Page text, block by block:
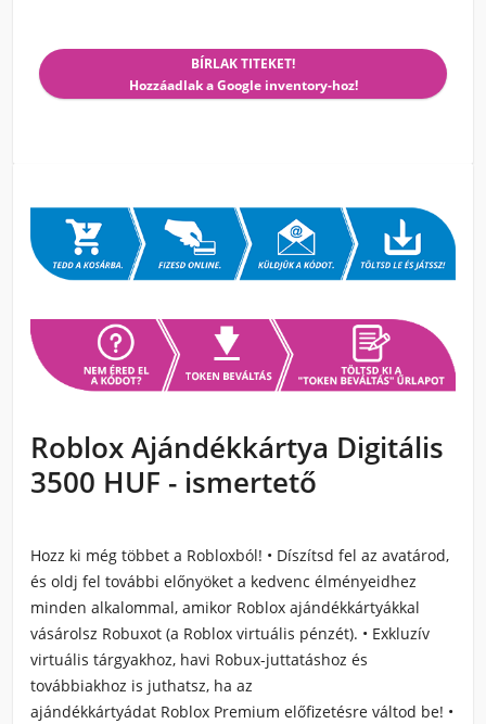
BÍRLAK TITEKET!
Hozzáadlak a Google inventory-hoz!
Roblox Ajándékkártya Digitális
3500 HUF - ismertető
Hozz ki még többet a Robloxból! • Díszítsd fel az avatárod,
és oldj fel további előnyöket a kedvenc élményeidhez
minden alkalommal, amikor Roblox ajándékkártyákkal
vásárolsz Robuxot (a Roblox virtuális pénzét). • Exkluzív
virtuális tárgyakhoz, havi Robux-juttatáshoz és
továbbiakhoz is juthatsz, ha az
ajándékkártyádat Roblox Premium előfizetésre váltod be! •